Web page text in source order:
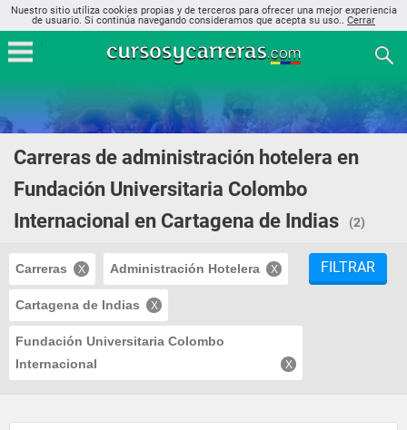
Nuestro sitio utiliza cookies propias y de terceros para ofrecer una mejor experiencia
de usuario. Si continúa navegando consideramos que acepta su uso.. Cerrar
Carreras de administración hotelera en
Fundación Universitaria Colombo
Internacional en Cartagena de Indias
(2)
Carreras Administración Hotelera
Cartagena de Indias
Fundación Universitaria Colombo
Internacional
FILTRAR